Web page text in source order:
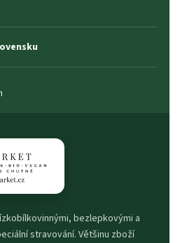
bezlepkovými a
stravování. Většinu zboží